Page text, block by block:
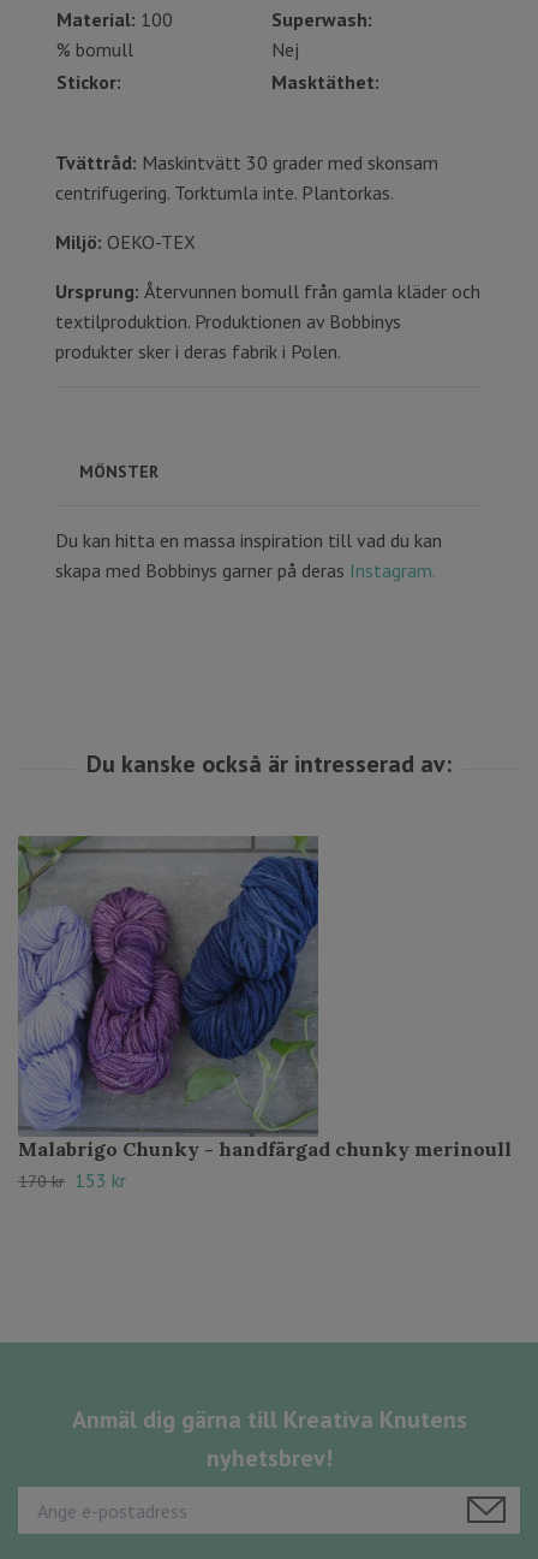
Material: 100
% bomull
Superwash:
Nej
Stickor:
Masktäthet:
Tvättråd: Maskintvätt 30 grader med skonsam
centrifugering. Torktumla inte. Plantorkas.
Miljö: OEKO-TEX
Ursprung: Återvunnen bomull från gamla kläder och
textilproduktion. Produktionen av Bobbinys
produkter sker i deras fabrik i Polen.
MÖNSTER
Du kan hitta en massa inspiration till vad du kan
skapa med Bobbinys garner på deras Instagram.
Malabrigo Chunky - handfärgad chunky merinoull
170 kr 153 kr
Anmäl dig gärna till Kreativa Knutens
nyhetsbrev!